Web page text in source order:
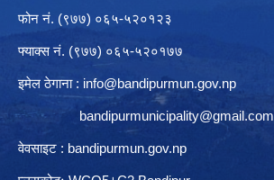
फोन नं‍. (९७७) ०६५-५२०१२३
फ्याक्स नं. (९७७) ०६५-५२०१७७
इमेल ठेगाना : info@bandipurmun.gov.np
bandipurmunicipality@gmail.com
वेवसाइट : bandipurmun.gov.np